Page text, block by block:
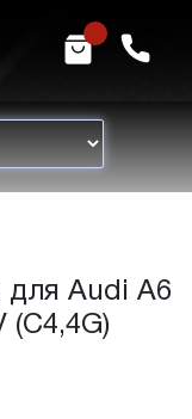
h m
для Audi A6
(C4,4G)